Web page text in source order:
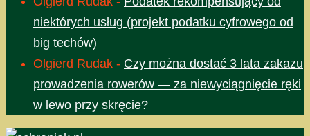
niektórych usług (projekt podatku cyfrowego od
big techów)
Olgierd Rudak - Czy można dostać 3 lata zakazu
prowadzenia rowerów — za niewyciągnięcie ręki
w lewo przy skręcie?